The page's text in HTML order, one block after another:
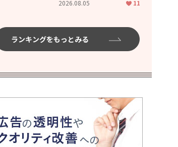
2026.08.05 11
ランキングをもっとみる